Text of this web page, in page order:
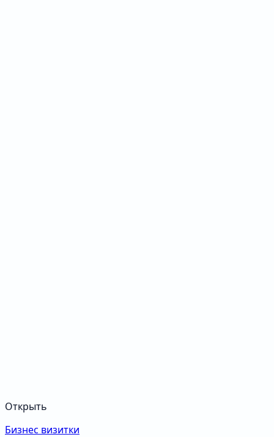
Открыть
Бизнес визитки